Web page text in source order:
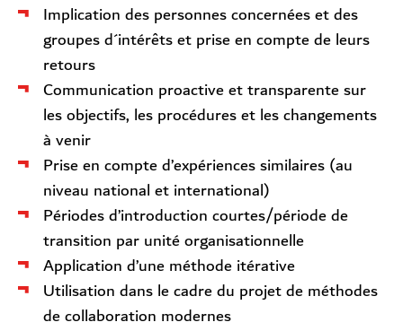
Implication des personnes concernées et des
groupes d´intérêts et prise en compte de leurs
retours
Communication proactive et transparente sur
les objectifs, les procédures et les changements
à venir
Prise en compte d’expériences similaires (au
niveau national et international)
Périodes d’introduction courtes/période de
transition par unité organisationnelle
Application d’une méthode itérative
Utilisation dans le cadre du projet de méthodes
de collaboration modernes